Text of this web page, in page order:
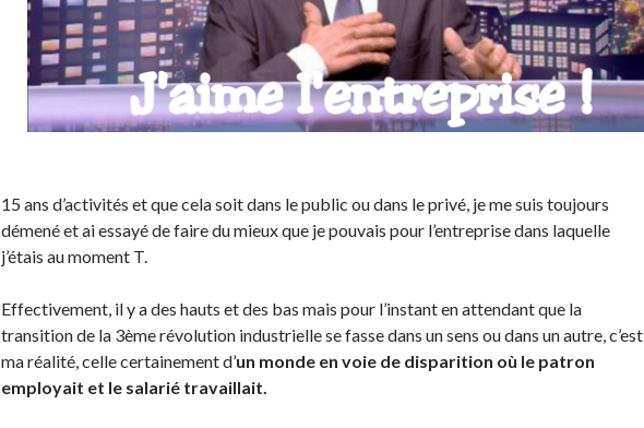
15 ans d’activités et que cela soit dans le public ou dans le privé, je me suis toujours
démené et ai essayé de faire du mieux que je pouvais pour l’entreprise dans laquelle
j’étais au moment T.
Effectivement, il y a des hauts et des bas mais pour l’instant en attendant que la
transition de la 3ème révolution industrielle se fasse dans un sens ou dans un autre, c’est
ma réalité, celle certainement d’un monde en voie de disparition où le patron
employait et le salarié travaillait.